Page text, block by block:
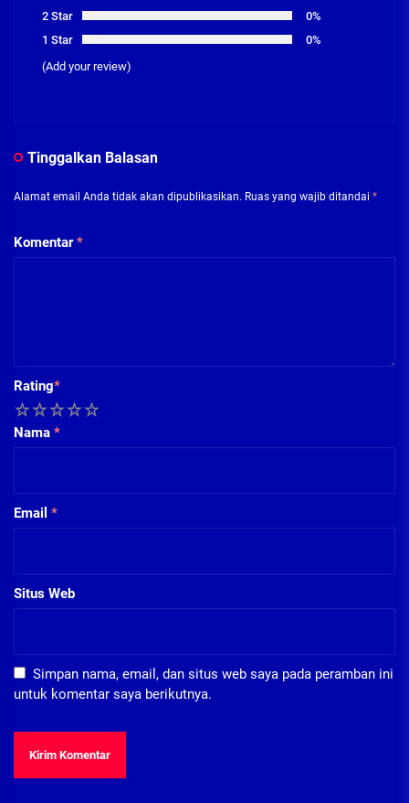
2 Star
0%
1 Star
0%
(Add your review)
Tinggalkan Balasan
Alamat email Anda tidak akan dipublikasikan. Ruas yang wajib ditandai *
Komentar*
Rating*
5
4
3
2
Nama *
Email *
Situs Web
Simpan nama, email, dan situs web saya pada peramban ini
untuk komentar saya berikutnya.